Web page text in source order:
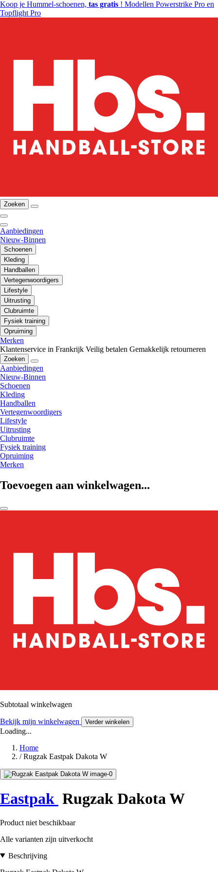
Koop je Hummel-schoenen, tas gratis ! Modellen Powerstrike Pro en
Topflight Pro
Zoeken
Aanbiedingen
Nieuw-Binnen
Schoenen
Kleding
Handballen
Vertegenwoordigers
Lifestyle
Uitrusting
Clubruimte
Fysiek training
Opruiming
Merken
Klantenservice in Frankrijk Veilig betalen Gemakkelijk retourneren
Zoeken
Aanbiedingen
Nieuw-Binnen
Schoenen
Kleding
Handballen
Vertegenwoordigers
Lifestyle
Uitrusting
Clubruimte
Fysiek training
Opruiming
Merken
Toevoegen aan winkelwagen...
Subtotaal winkelwagen
Bekijk mijn winkelwagen Verder winkelen
Loading...
Home
/ Rugzak Eastpak Dakota W
Eastpak Rugzak Dakota W
Product niet beschikbaar
Alle varianten zijn uitverkocht
Beschrijving